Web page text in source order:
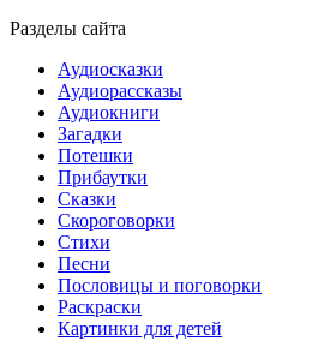
Разделы сайта
Аудиосказки
Аудиорассказы
Аудиокниги
Загадки
Потешки
Прибаутки
Сказки
Скороговорки
Стихи
Песни
Пословицы и поговорки
Раскраски
Картинки для детей